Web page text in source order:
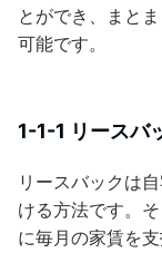
とができ、まと
可能です。
1-1-1 リースバ
リースバックは
ける方法です。
に毎月の家賃を